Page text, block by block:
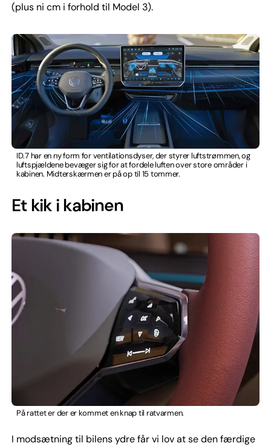
(plus ni cm i forhold til Model 3).
ID.7 har en ny form for ventilationsdyser, der styrer luftstrømmen, og
luftspjældene bevæger sig for at fordele luften over store områder i
kabinen. Midterskærmen er på op til 15 tommer.
Et kik i kabinen
På rattet er der er kommet en knap til ratvarmen.
I modsætning til bilens ydre får vi lov at se den færdige